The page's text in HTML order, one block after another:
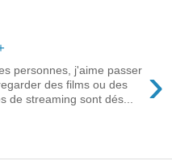
›
personnes, j'aime passer
des films ou des
de streaming sont dés...